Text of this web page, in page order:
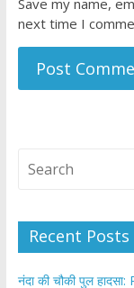
Save my name,
next time I
Recent Posts
नंदा की चौकी पुल